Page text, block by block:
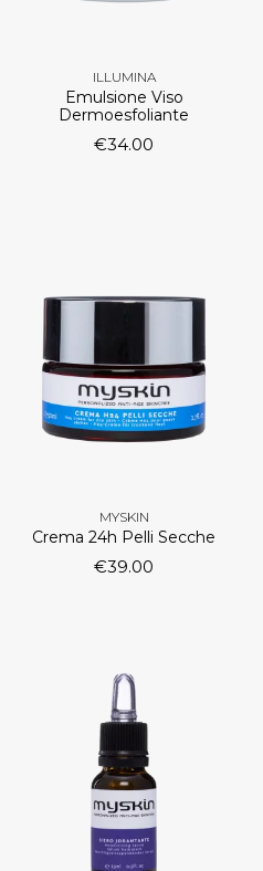
ILLUMINA
Emulsione Viso
Dermoesfoliante
€34.00
MYSKIN
Crema 24h Pelli Secche
€39.00